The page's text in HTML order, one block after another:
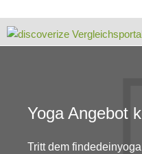
Yoga Angebot
Tritt dem